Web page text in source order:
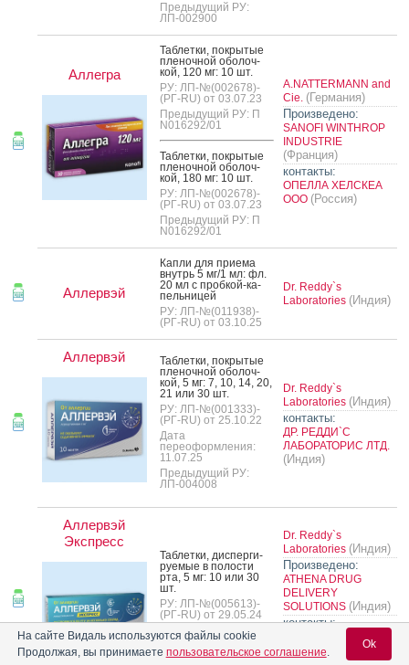
Предыдущий РУ:
ЛП-002900
Аллегра
Таб­летки, пок­ры­тые
пле­ноч­ной обо­лоч­
кой, 120 мг: 10 шт.
РУ: ЛП-№(002678)-
(РГ-RU) от 03.07.23
Предыдущий РУ: П
N016292/01
Таб­летки, пок­ры­тые
пле­ноч­ной обо­лоч­
кой, 180 мг: 10 шт.
РУ: ЛП-№(002678)-
(РГ-RU) от 03.07.23
Предыдущий РУ: П
N016292/01
A.NATTERMANN and
Cie. (Германия)
Произведено:
SANOFI WINTHROP
INDUSTRIE
(Франция)
контакты:
ОПЕЛЛА ХЕЛСКЕА
ООО (Россия)
Аллервэй
Кап­ли для при­ема
внутрь 5 мг/1 мл: фл.
20 мл с проб­кой-ка­
пель­ни­цей
РУ: ЛП-№(011938)-
(РГ-RU) от 03.10.25
Dr. Reddy`s
Laboratories (Индия)
Аллервэй
Таб­летки, пок­ры­тые
пле­ноч­ной обо­лоч­
кой, 5 мг: 7, 10, 14, 20,
21 или 30 шт.
РУ: ЛП-№(001333)-
(РГ-RU) от 25.10.22
Дата
переоформления:
11.07.25
Предыдущий РУ:
ЛП-004008
Dr. Reddy`s
Laboratories (Индия)
контакты:
ДР. РЕДДИ`С
ЛАБОРАТОРИС ЛТД.
(Индия)
Аллервэй
Экспресс
Таб­летки, дис­перги­
ру­емые в по­лос­ти
рта, 5 мг: 10 или 30
шт.
РУ: ЛП-№(005613)-
(РГ-RU) от 29.05.24
Предыдущий РУ:
ЛП-006153
Dr. Reddy`s
Laboratories (Индия)
Произведено:
ATHENA DRUG
DELIVERY
SOLUTIONS (Индия)
контакты:
ЛАБОРАТОРИС ЛТД.
На сайте Видаль используются файлы cookie
Продолжая, вы принимаете пользовательское соглашение.
Ok